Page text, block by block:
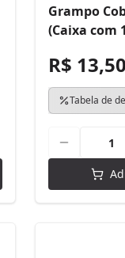
Grampo
(Caixa com
R$ 13,50
Tabela de